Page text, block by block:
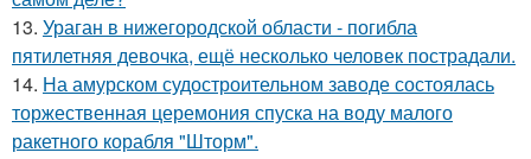
13. Ураган в нижегородской области - погибла
пятилетняя девочка, ещё несколько человек пострадали.
14. На амурском судостроительном заводе состоялась
торжественная церемония спуска на воду малого
ракетного корабля "Шторм".